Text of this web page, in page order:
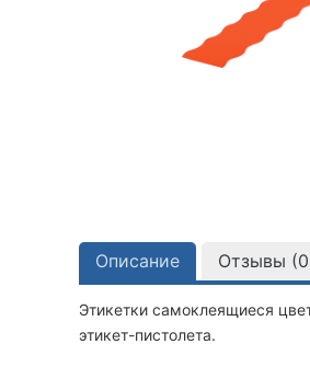
Описание Отзывы (0
Этикетки самоклеящиеся
этикет-пистолета.